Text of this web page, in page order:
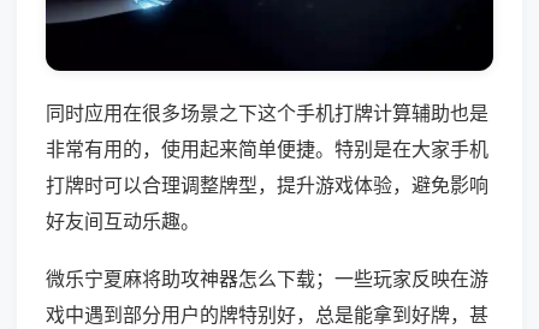
同时应用在很多场景之下这个手机打牌计算辅助也是
非常有用的，使用起来简单便捷。特别是在大家手机
打牌时可以合理调整牌型，提升游戏体验，避免影响
好友间互动乐趣。
微乐宁夏麻将助攻神器怎么下载；一些玩家反映在游
戏中遇到部分用户的牌特别好，总是能拿到好牌，甚